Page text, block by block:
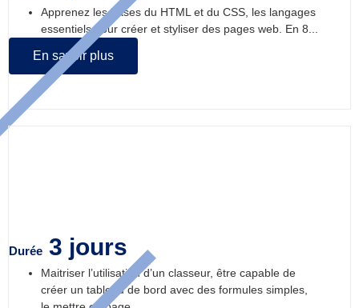
Apprenez les bases du HTML et du CSS, les langages
essentiels pour créer et styliser des pages web. En 8...
En savoir plus
Durée 3 jours
Maitriser l’utilisation d’un classeur, être capable de
créer un tableau de bord avec des formules simples,